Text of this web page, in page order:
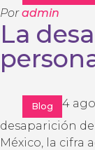
Poradmin
La
4
Blog
desaparición
México, la cifra